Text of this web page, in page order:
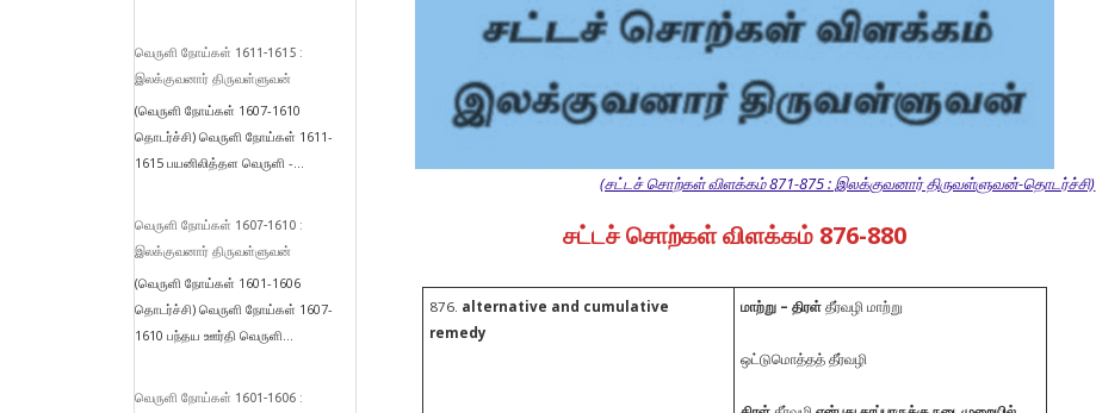
(சட்டச் சொற்கள் விளக்கம் 871-875 : இலக்குவனார் திருவள்ளுவன்-தொடர்ச்சி)
சட்டச் சொற்கள் விளக்கம் 876-880
876. alternative and cumulative
remedy
மாற்று – திரள் தீர்வழி மாற்று
ஒட்டுமொத்தத் தீர்வழி
வெருளி நோய்கள் 1611-1615 :
இலக்குவனார் திருவள்ளுவன்
(வெருளி நோய்கள் 1607-1610
தொடர்ச்சி) வெருளி நோய்கள் 1611-
1615 பயனிலித்தள வெருளி -...
வெருளி நோய்கள் 1607-1610 :
இலக்குவனார் திருவள்ளுவன்
(வெருளி நோய்கள் 1601-1606
தொடர்ச்சி) வெருளி நோய்கள் 1607-
1610 பந்தய ஊர்தி வெருளி...
வெருளி நோய்கள் 1601-1606 :